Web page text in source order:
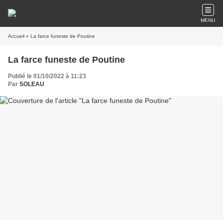
MENU
Accueil » La farce funeste de Poutine
La farce funeste de Poutine
Publié le 01/10/2022 à 11:23
Par SOLEAU